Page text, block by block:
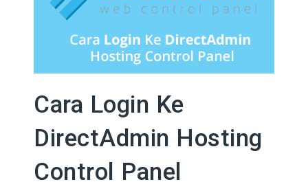
Cara Login Ke
DirectAdmin Hosting
Control Panel